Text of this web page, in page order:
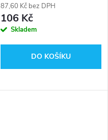
87,60 Kč bez DPH
106 Kč
Skladem
DO KOŠÍKU